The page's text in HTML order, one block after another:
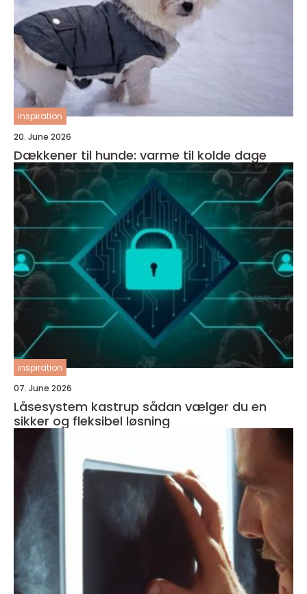
inspiration
20. June 2026
Dækkener til hunde: varme til kolde dage
inspiration
07. June 2026
Låsesystem kastrup sådan vælger du en
sikker og fleksibel løsning